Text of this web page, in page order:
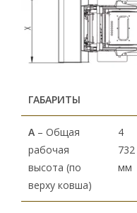
ГАБАРИТЫ
А – Общая
рабочая
высота (по
верху ковша)
4
732
мм